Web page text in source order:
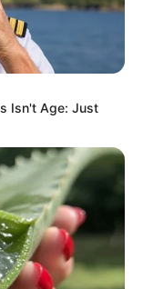
Your Darkest
Isn't Age: Just